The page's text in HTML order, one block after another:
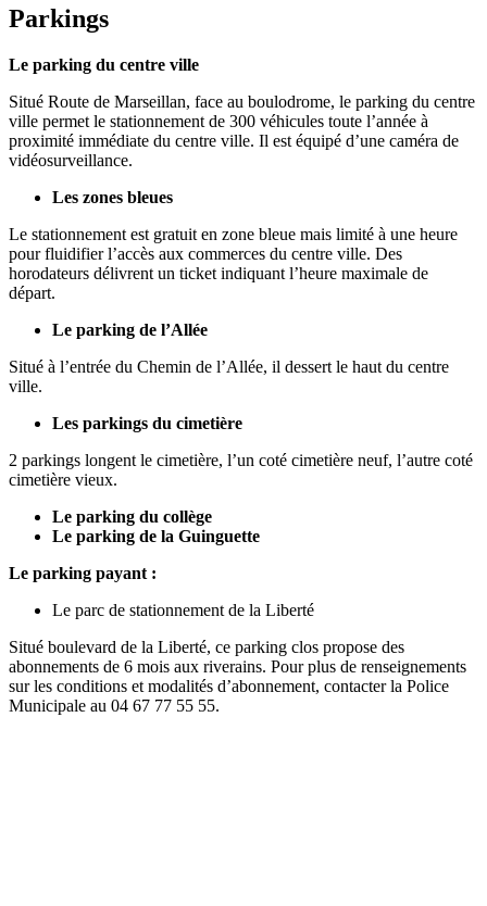
Parkings
Le parking du centre ville
Situé Route de Marseillan, face au boulodrome, le parking du centre
ville permet le stationnement de 300 véhicules toute l’année à
proximité immédiate du centre ville. Il est équipé d’une caméra de
vidéosurveillance.
Les zones bleues
Le stationnement est gratuit en zone bleue mais limité à une heure
pour fluidifier l’accès aux commerces du centre ville. Des
horodateurs délivrent un ticket indiquant l’heure maximale de
départ.
Le parking de l’Allée
Situé à l’entrée du Chemin de l’Allée, il dessert le haut du centre
ville.
Les parkings du cimetière
2 parkings longent le cimetière, l’un coté cimetière neuf, l’autre coté
cimetière vieux.
Le parking du collège
Le parking de la Guinguette
Le parking payant :
Le parc de stationnement de la Liberté
Situé boulevard de la Liberté, ce parking clos propose des
abonnements de 6 mois aux riverains. Pour plus de renseignements
sur les conditions et modalités d’abonnement, contacter la Police
Municipale au 04 67 77 55 55.